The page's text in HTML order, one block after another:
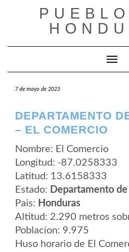
7 de mayo de 2023
DEPARTAMENTO
– EL COMERCIO
Nombre: El Comercio
Longitud: -87.0258333
Latitud: 13.6158333
Estado: Departamento
Pais: Honduras
Altitud: 2.290 metros
Poblacion: 9.975
Huso horario de El